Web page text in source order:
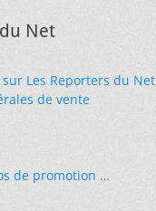
Net
Les Reporters du Net
de vente
de promotion …